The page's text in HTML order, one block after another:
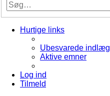
Hurtige links
Ubesvarede indlæg
Aktive emner
Log ind
Tilmeld